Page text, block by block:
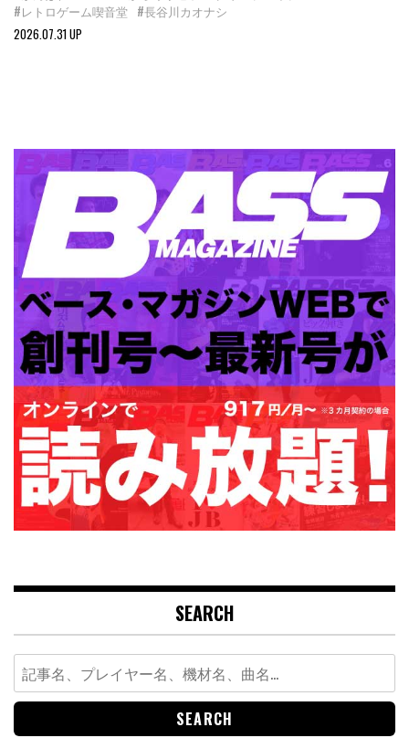
#レトロゲーム喫音堂 #長谷川カオナシ
2026.07.31 UP
SEARCH
Search
for: